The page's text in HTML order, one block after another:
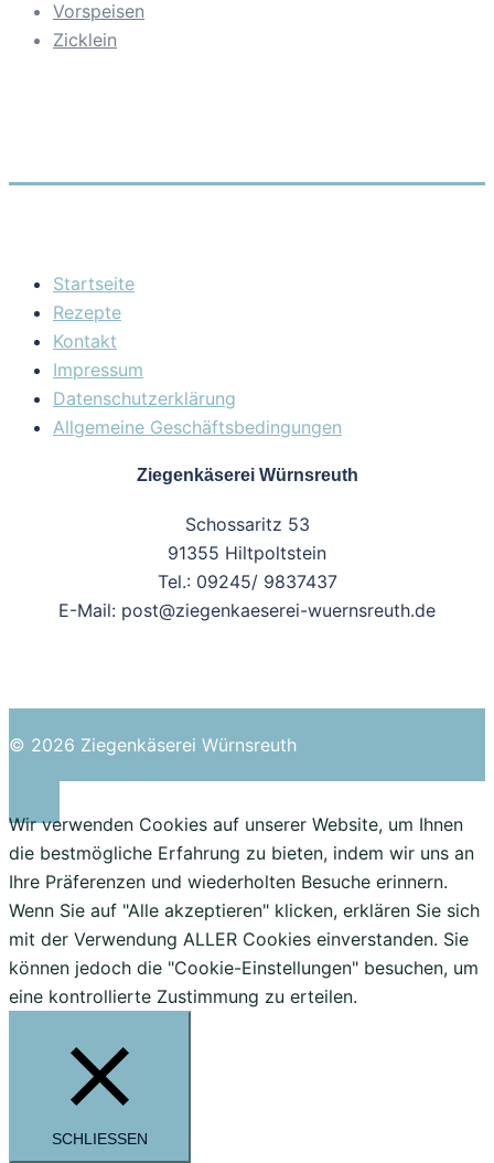
Vorspeisen
Zicklein
Startseite
Rezepte
Kontakt
Impressum
Datenschutzerklärung
Allgemeine Geschäftsbedingungen
Ziegenkäserei Würnsreuth
Schossaritz 53
91355 Hiltpoltstein
Tel.: 09245/ 9837437
E-Mail: post@ziegenkaeserei-wuernsreuth.de
© 2026 Ziegenkäserei Würnsreuth
Wir verwenden Cookies auf unserer Website, um Ihnen
die bestmögliche Erfahrung zu bieten, indem wir uns an
Ihre Präferenzen und wiederholten Besuche erinnern.
Wenn Sie auf "Alle akzeptieren" klicken, erklären Sie sich
mit der Verwendung ALLER Cookies einverstanden. Sie
können jedoch die "Cookie-Einstellungen" besuchen, um
eine kontrollierte Zustimmung zu erteilen.
SCHLIESSEN